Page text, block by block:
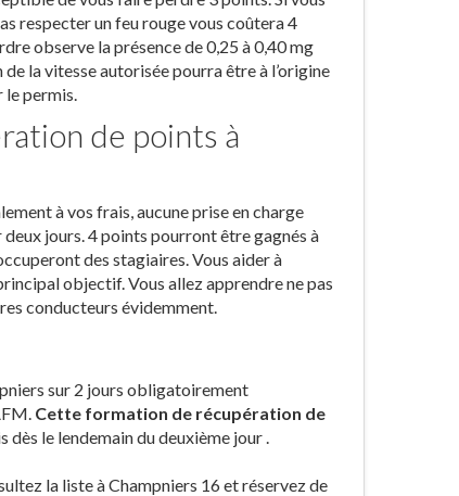
respecter un feu rouge vous coûtera 4
observe la présence de 0,25 à 0,40 mg
la vitesse autorisée pourra être à l’origine
le permis.
de points à
à vos frais, aucune prise en charge
jours. 4 points pourront être gagnés à
des stagiaires. Vous aider à
objectif. Vous allez apprendre ne pas
conducteurs évidemment.
sur 2 jours obligatoirement
Cette formation de récupération de
le lendemain du deuxième jour .
la liste à Champniers 16 et réservez de